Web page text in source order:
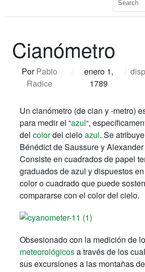
Cianómetro
PorPablo
Radice
/
enero 1,
1789
/
Un cianómetro (de cian y -metro)
para medir el “azul“,
del colordel cieloazul. Se
Bénédict de Saussure y
Consiste en cuadrados de papel
graduados de azul y dispuestos
color o cuadrado que puede
compararse con el color del cielo.
Obsesionado con la medición de
meteorológicosa través de los
sus excursiones a las montañas